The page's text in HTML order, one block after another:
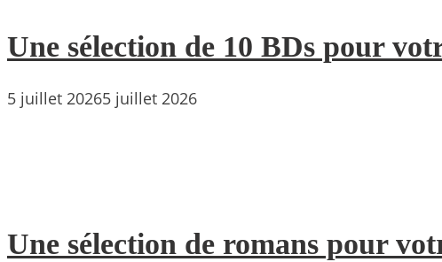
Une sélection de 10 BDs pour
5 juillet 20265 juillet 2026
Une sélection de romans pour